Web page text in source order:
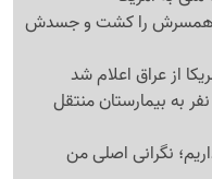
همسرش را کشت و جسدش
از عراق اعلام شد
حادثه هولناک در پاساژ علاءالدین؛ 6 نفر به بیمارستان منتقل
نگرانی اصلی من